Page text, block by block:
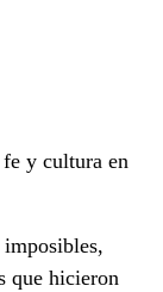
y cultura en
que hicieron